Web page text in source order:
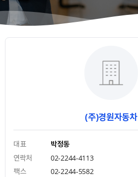
(주)경원자동차
대표
박정동
연락처
02-2244-4113
팩스
02-2244-5582